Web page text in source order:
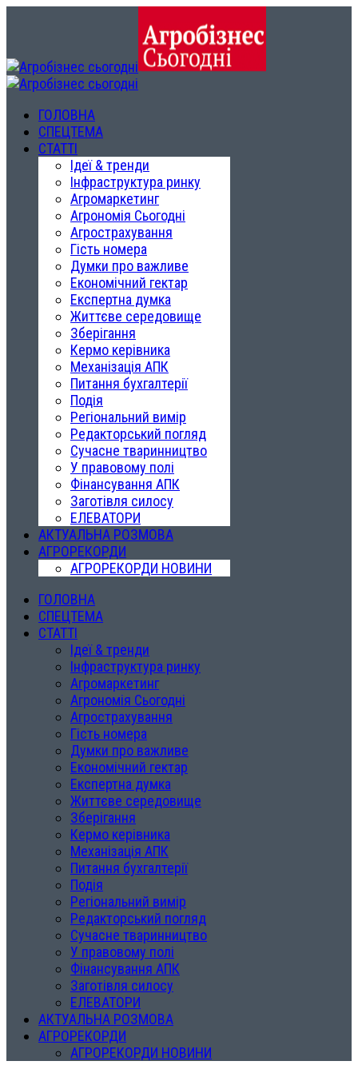
ГОЛОВНА
СПЕЦТЕМА
СТАТТІ
Ідеї & тренди
Інфраструктура ринку
Агромаркетинг
Агрономія Сьогодні
Агрострахування
Гість номера
Думки про важливе
Економічний гектар
Експертна думка
Життєве середовище
Зберігання
Кермо керівника
Механізація АПК
Питання бухгалтерії
Подія
Регіональний вимір
Редакторський погляд
Сучасне тваринництво
У правовому полі
Фінансування АПК
Заготівля силосу
ЕЛЕВАТОРИ
АКТУАЛЬНА РОЗМОВА
АГРОРЕКОРДИ
АГРОРЕКОРДИ НОВИНИ
ГОЛОВНА
СПЕЦТЕМА
СТАТТІ
Ідеї & тренди
Інфраструктура ринку
Агромаркетинг
Агрономія Сьогодні
Агрострахування
Гість номера
Думки про важливе
Економічний гектар
Експертна думка
Життєве середовище
Зберігання
Кермо керівника
Механізація АПК
Питання бухгалтерії
Подія
Регіональний вимір
Редакторський погляд
Сучасне тваринництво
У правовому полі
Фінансування АПК
Заготівля силосу
ЕЛЕВАТОРИ
АКТУАЛЬНА РОЗМОВА
АГРОРЕКОРДИ
АГРОРЕКОРДИ НОВИНИ